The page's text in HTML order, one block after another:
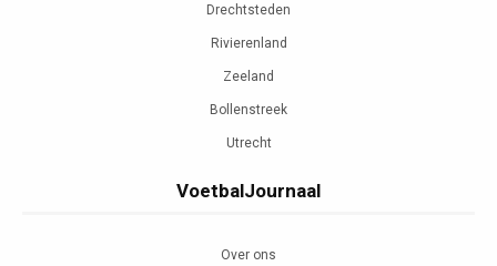
Drechtsteden
Rivierenland
Zeeland
Bollenstreek
Utrecht
VoetbalJournaal
Over ons